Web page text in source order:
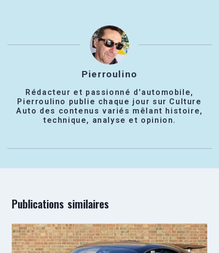
Pierroulino
Rédacteur et passionné d’automobile,
Pierroulino publie chaque jour sur Culture
Auto des contenus variés mêlant histoire,
technique, analyse et opinion.
Publications similaires